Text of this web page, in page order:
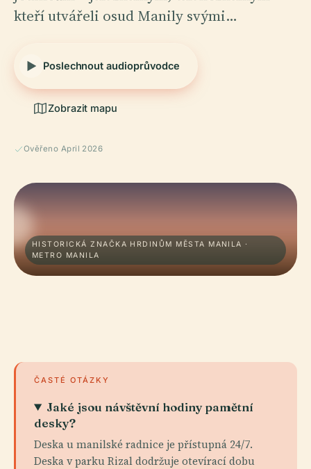
kteří utvářeli osud Manily svými…
Poslechnout audioprůvodce
Zobrazit mapu
Ověřeno April 2026
HISTORICKÁ ZNAČKA HRDINŮM MĚSTA MANILA ·
METRO MANILA
ČASTÉ OTÁZKY
Jaké jsou návštěvní hodiny pamětní
desky?
Deska u manilské radnice je přístupná 24/7.
Deska v parku Rizal dodržuje otevírací dobu